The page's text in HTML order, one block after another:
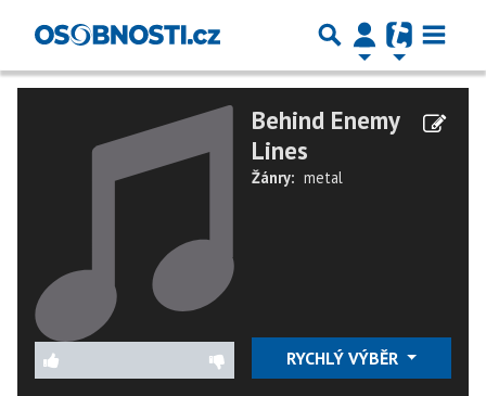
Behind Enemy
Lines
Žánry: metal
RYCHLÝ VÝBĚR